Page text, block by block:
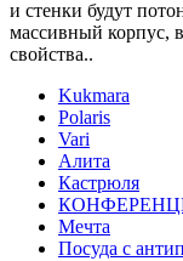
и стенки будут
массивный корпус,
свойства..
Kukmara
Polaris
Vari
Алита
Кастрюля
Мечта
Посуда с